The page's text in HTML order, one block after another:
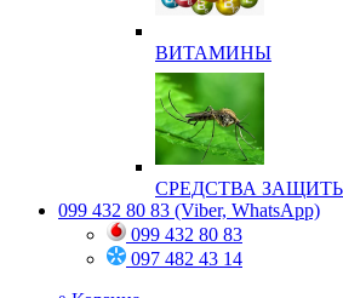
ВИТАМИНЫ
СРЕДСТВА
099 432 80 83 (Viber, WhatsApp)
099 432 80 83
097 482 43 14